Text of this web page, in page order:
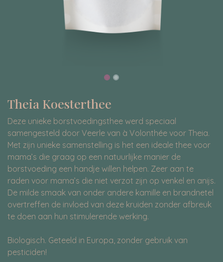
Theia Koesterthee
Deze unieke borstvoedingsthee werd speciaal
samengesteld door Veerle van à Volonthée voor Theia.
Met zijn unieke samenstelling is het een ideale thee voor
mama’s die graag op een natuurlijke manier de
borstvoeding een handje willen helpen. Zeer aan te
raden voor mama’s die niet verzot zijn op venkel en anijs.
De milde smaak van onder andere kamille en brandnetel
overtreffen de invloed van deze kruiden zonder afbreuk
te doen aan hun stimulerende werking.
Biologisch. Geteeld in Europa, zonder gebruik van
pesticiden!